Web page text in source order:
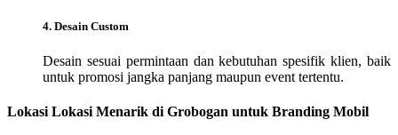
4. Desain Custom
Desain sesuai permintaan dan kebutuhan spesifik klien, baik
untuk promosi jangka panjang maupun event tertentu.
Lokasi Lokasi Menarik di Grobogan untuk Branding Mobil